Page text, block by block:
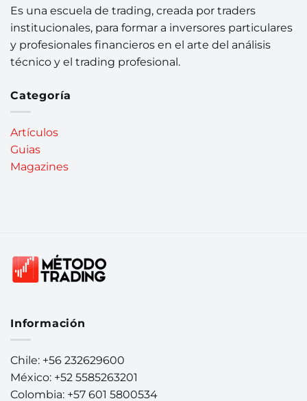
Es una escuela de trading, creada por traders
institucionales, para formar a inversores particulares
y profesionales financieros en el arte del análisis
técnico y el trading profesional.
Categoría
Artículos
Guias
Magazines
Información
Chile: +56 232629600
México: +52 5585263201
Colombia: +57 601 5800534